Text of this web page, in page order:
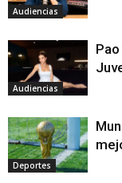
Audiencias
Audiencias
Deportes